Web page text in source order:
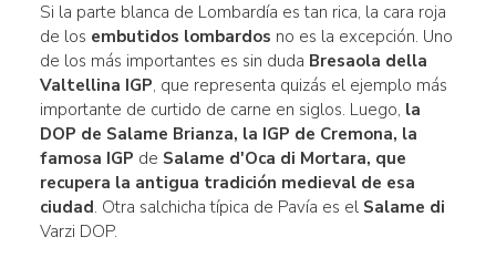
Si la parte blanca de Lombardía es tan rica, la cara roja
de los embutidos lombardos no es la excepción. Uno
de los más importantes es sin duda Bresaola della
Valtellina IGP, que representa quizás el ejemplo más
importante de curtido de carne en siglos. Luego, la
DOP de Salame Brianza, la IGP de Cremona, la
famosa IGP de Salame d'Oca di Mortara, que
recupera la antigua tradición medieval de esa
ciudad. Otra salchicha típica de Pavía es el Salame di
Varzi DOP.